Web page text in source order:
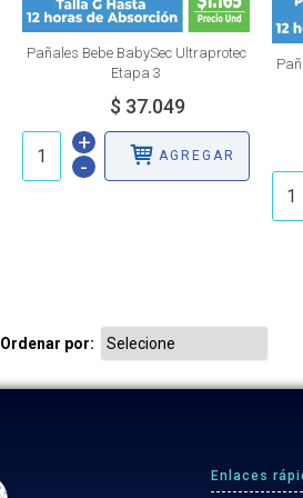
Pañales Bebe BabySec Ultraprotec
Etapa 3
+
-
AGREGAR
Ordenar por:
Enlaces